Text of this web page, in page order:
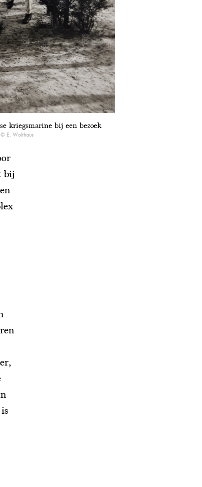
kriegsmarine bij een bezoek
E. Wolthaus
bij